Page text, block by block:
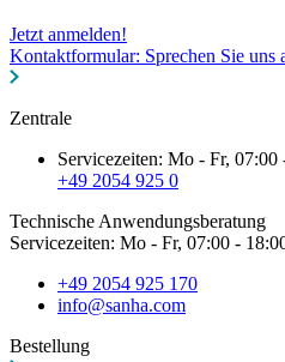
Jetzt anmelden!
Kontaktformular: Sprechen Sie uns
Zentrale
Servicezeiten: Mo - Fr, 07:00
+49 2054 925 0
Technische Anwendungsberatung
Servicezeiten: Mo - Fr, 07:00 -
+49 2054 925 170
info@sanha.com
Bestellung